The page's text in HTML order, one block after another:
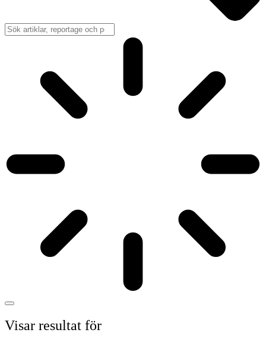
Visar resultat för